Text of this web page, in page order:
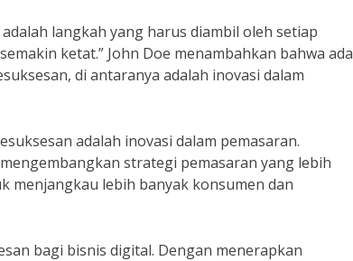
langkah yang harus diambil oleh setiap
ketat.” John Doe menambahkan bahwa ada
di antaranya adalah inovasi dalam
adalah inovasi dalam pemasaran.
strategi pemasaran yang lebih
menjangkau lebih banyak konsumen dan
bagi bisnis digital. Dengan menerapkan